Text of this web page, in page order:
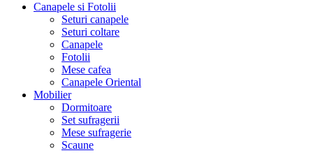
Canapele si Fotolii
Seturi canapele
Seturi coltare
Canapele
Fotolii
Mese cafea
Canapele Oriental
Mobilier
Dormitoare
Set sufragerii
Mese sufragerie
Scaune